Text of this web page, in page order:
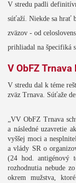
V stredu padli
súťaží. Niekde sa hrať
zväzov - od
prihliadal na špecifiká
V ObFZ Trnava
V stredu dal k téme
zväz Trnava. Súťaže
„VV ObFZ Trnava
a následné uzavretie
vyššej moci a
a vlády SR o
(24 hod. antigénový
rozhodnutia nebude
okrem mužstva,